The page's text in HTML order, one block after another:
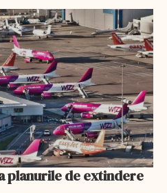
planurile de extindere